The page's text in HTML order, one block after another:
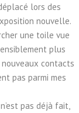
lors des
nouvelle.
une toile vue
plus
contacts
pas parmi mes
pas déjà fait,